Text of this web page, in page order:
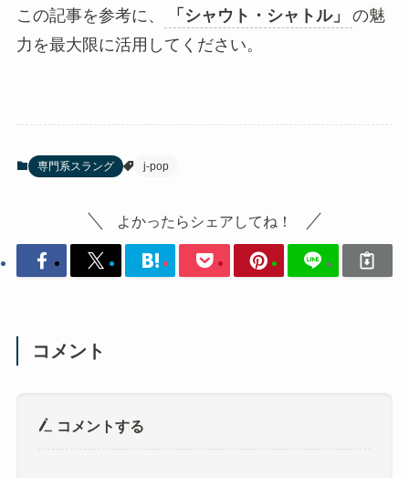
この記事を参考に、 「シャウト・シャトル」
の魅
力を最大限に活用してください。
専門系スラング j-pop
よかったらシェアしてね！
コメント
コメントする